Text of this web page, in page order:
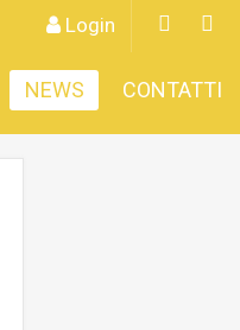
Login
NEWS CONTATTI